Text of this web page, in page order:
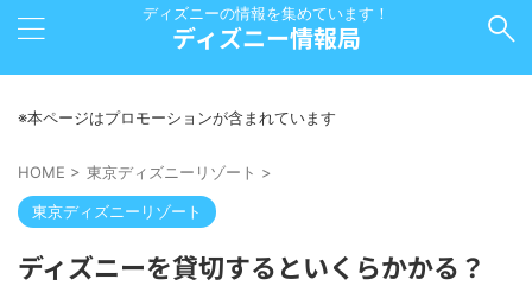
ディズニーの情報を集めています！
ディズニー情報局
※本ページはプロモーションが含まれています
HOME > 東京ディズニーリゾート >
東京ディズニーリゾート
ディズニーを貸切するといくらかかる？